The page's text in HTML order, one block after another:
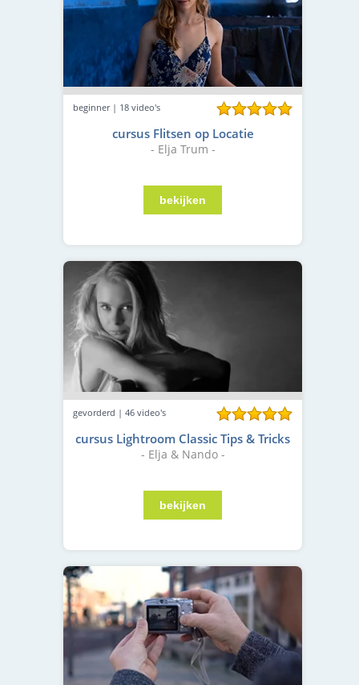
beginner | 18 video's
cursus Flitsen op Locatie
- Elja Trum -
gevorderd | 46 video's
cursus Lightroom Classic Tips & Tricks
- Elja & Nando -